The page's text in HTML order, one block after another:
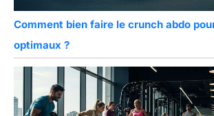
Comment bien faire le crunch abdo
optimaux ?